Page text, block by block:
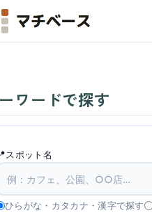
ベース
ワードで探す
スポット名
ひらがな・カタカナ・漢字で探す